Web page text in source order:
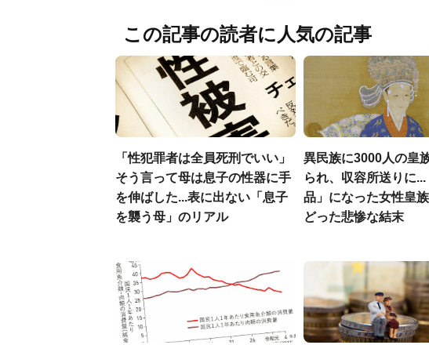
この記事の読者に人気の記事
「性犯罪者は全員死刑でいい」
そう言って母は息子の性器に手
を伸ばした...表に出ない「息子
を襲う母」のリアル
異民族に3000人の皇
られ、収容所送りに...
品」になった女性皇
どった悲惨な結末